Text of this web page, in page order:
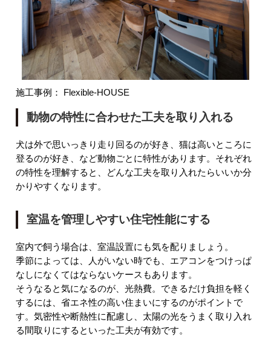
施工事例： Flexible-HOUSE
動物の特性に合わせた工夫を取り入れる
犬は外で思いっきり走り回るのが好き、猫は高いところに
登るのが好き、など動物ごとに特性があります。それぞれ
の特性を理解すると、どんな工夫を取り入れたらいいか分
かりやすくなります。
室温を管理しやすい住宅性能にする
室内で飼う場合は、室温設置にも気を配りましょう。
季節によっては、人がいない時でも、エアコンをつけっぱ
なしになくてはならないケースもあります。
そうなると気になるのが、光熱費。できるだけ負担を軽く
するには、省エネ性の高い住まいにするのがポイントで
す。気密性や断熱性に配慮し、太陽の光をうまく取り入れ
る間取りにするといった工夫が有効です。